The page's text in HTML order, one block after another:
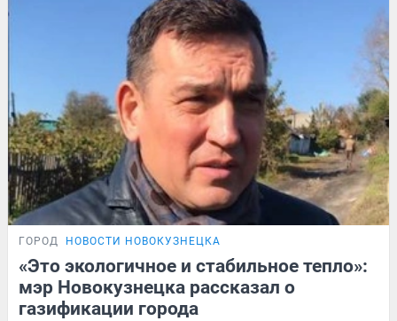
ГОРОД НОВОСТИ НОВОКУЗНЕЦКА
«Это экологичное и стабильное тепло»:
мэр Новокузнецка рассказал о
газификации города